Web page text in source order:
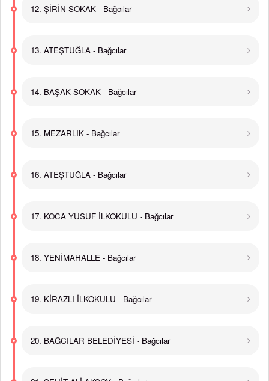
12. ŞİRİN SOKAK - Bağcılar
13. ATEŞTUĞLA - Bağcılar
14. BAŞAK SOKAK - Bağcılar
15. MEZARLIK - Bağcılar
16. ATEŞTUĞLA - Bağcılar
17. KOCA YUSUF İLKOKULU - Bağcılar
18. YENİMAHALLE - Bağcılar
19. KİRAZLI İLKOKULU - Bağcılar
20. BAĞCILAR BELEDİYESİ - Bağcılar